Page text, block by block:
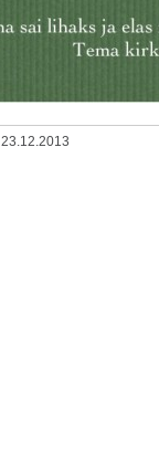
23.12.2013